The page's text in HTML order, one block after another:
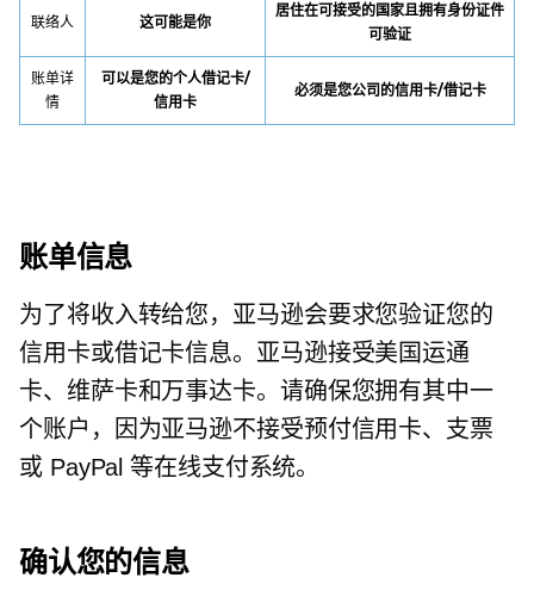
联络人 这可能是你
居住在可接受的国家且拥有身份证件
可验证
账单详
情
可以是您的个人借记卡/
信用卡
必须是您公司的信用卡/借记卡
账单信息
为了将收入转给您，亚马逊会要求您验证您的
信用卡或借记卡信息。亚马逊接受美国运通
卡、维萨卡和万事达卡。请确保您拥有其中一
个账户，因为亚马逊不接受预付信用卡、支票
或 PayPal 等在线支付系统。
确认您的信息